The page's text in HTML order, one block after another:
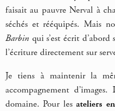
faisait au pauvre Nerval à
séchés et rééquipés. Mais
Barbin qui s’est écrit
l’écriture directement sur
Je tiens à maintenir la
accompagnement
domaine. Pour lesateliers